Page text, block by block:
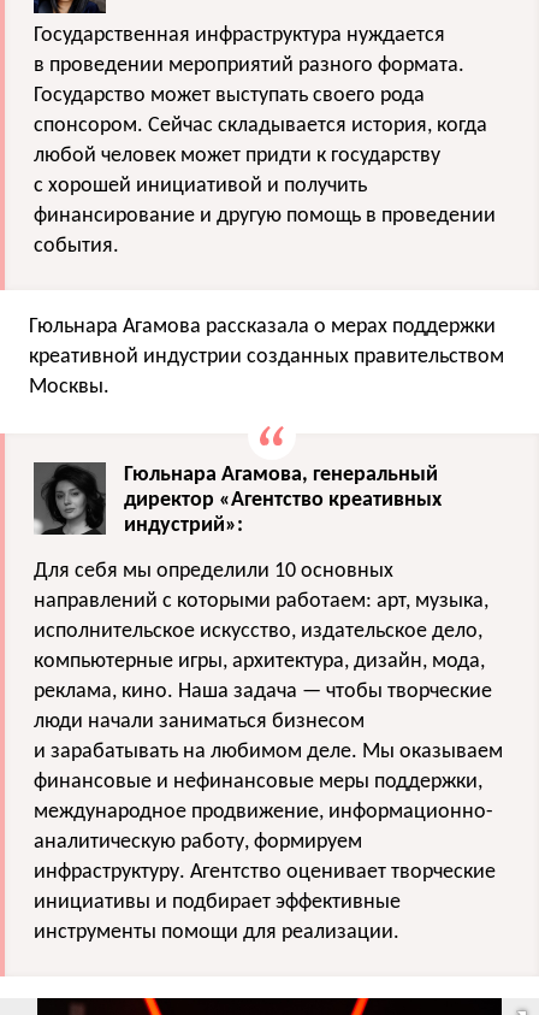
Государственная инфраструктура нуждается
в проведении мероприятий разного формата.
Государство может выступать своего рода
спонсором. Сейчас складывается история, когда
любой человек может придти к государству
с хорошей инициативой и получить
финансирование и другую помощь в проведении
события.
Гюльнара Агамова рассказала о мерах поддержки
креативной индустрии созданных правительством
Москвы.
Гюльнара Агамова, генеральный
директор «Агентство креативных
индустрий»:
Для себя мы определили 10 основных
направлений с которыми работаем: арт, музыка,
исполнительское искусство, издательское дело,
компьютерные игры, архитектура, дизайн, мода,
реклама, кино. Наша задача — чтобы творческие
люди начали заниматься бизнесом
и зарабатывать на любимом деле. Мы оказываем
финансовые и нефинансовые меры поддержки,
международное продвижение, информационно-
аналитическую работу, формируем
инфраструктуру. Агентство оценивает творческие
инициативы и подбирает эффективные
инструменты помощи для реализации.